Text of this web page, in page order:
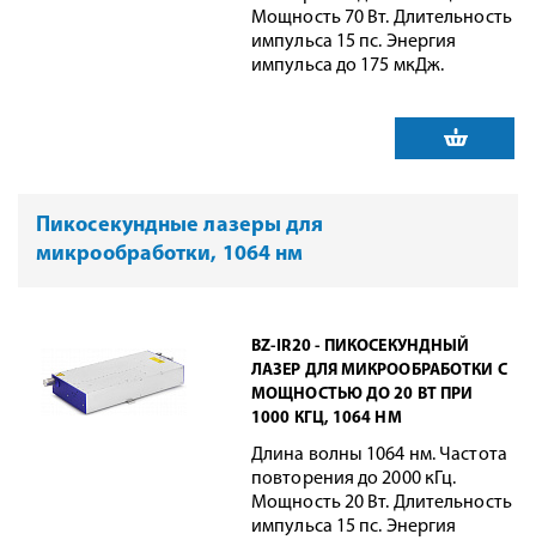
Мощность 70 Вт. Длительность
импульса 15 пс. Энергия
импульса до 175 мкДж.
Пикосекундные лазеры для
микрообработки, 1064 нм
BZ-IR20 - ПИКОСЕКУНДНЫЙ
ЛАЗЕР ДЛЯ МИКРООБРАБОТКИ С
МОЩНОСТЬЮ ДО 20 ВТ ПРИ
1000 КГЦ, 1064 НМ
Длина волны 1064 нм. Частота
повторения до 2000 кГц.
Мощность 20 Вт. Длительность
импульса 15 пс. Энергия